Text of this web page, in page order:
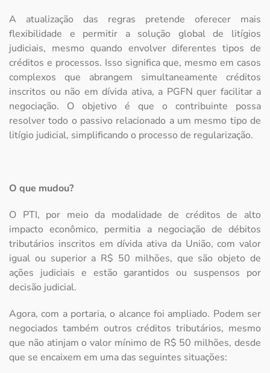
A atualização das regras pretende oferecer mais
flexibilidade e permitir a solução global de litígios
judiciais, mesmo quando envolver diferentes tipos de
créditos e processos. Isso significa que, mesmo em casos
complexos que abrangem simultaneamente créditos
inscritos ou não em dívida ativa, a PGFN quer facilitar a
negociação. O objetivo é que o contribuinte possa
resolver todo o passivo relacionado a um mesmo tipo de
litígio judicial, simplificando o processo de regularização.
O que mudou?
O PTI, por meio da modalidade de créditos de alto
impacto econômico, permitia a negociação de débitos
tributários inscritos em dívida ativa da União, com valor
igual ou superior a R$ 50 milhões, que são objeto de
ações judiciais e estão garantidos ou suspensos por
decisão judicial.
Agora, com a portaria, o alcance foi ampliado. Podem ser
negociados também outros créditos tributários, mesmo
que não atinjam o valor mínimo de R$ 50 milhões, desde
que se encaixem em uma das seguintes situações: